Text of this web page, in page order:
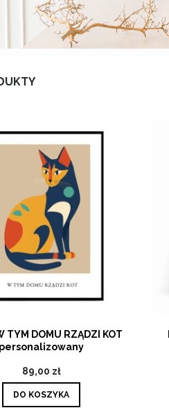
TYM DOMU RZĄDZI KOT
personalizowany
89,00 zł
DO KOSZYKA